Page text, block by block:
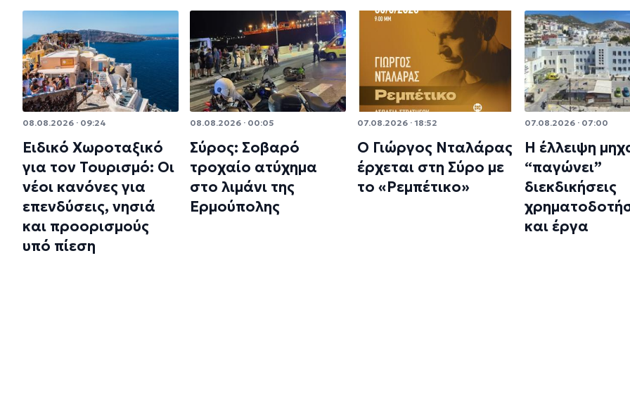
08.08.2026 · 09:24
Ειδικό Χωροταξικό
για τον Τουρισμό: Οι
νέοι κανόνες για
επενδύσεις, νησιά
και προορισμούς
υπό πίεση
08.08.2026 · 00:05
Σύρος: Σοβαρό
τροχαίο ατύχημα
στο λιμάνι της
Ερμούπολης
07.08.2026 · 18:52
Ο Γιώργος Νταλάρας
έρχεται στη Σύρο με
το «Ρεμπέτικο»
07.08.2026 · 07:00
Η έλλειψη
“παγώνει”
διεκδικήσεις
και έργα